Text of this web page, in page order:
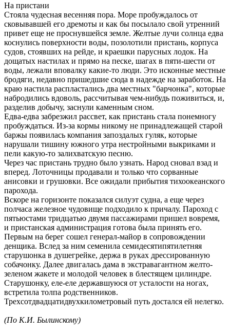
На пристани
Стояла чудесная весенняя пора. Море пробуждалось от
сковывавшей его дремоты и как бы посылало свой утренний
привет еще не проснувшейся земле. Желтые лучи солнца едва
коснулись поверхности воды, позолотили пристань, корпуса
судов, стоявших на рейде, и краешки парусных лодок. На
дощатых настилах и прямо на песке, шагах в пяти-шести от
воды, лежали вповалку какие-то люди. Это исконные местные
бродяги, недавно пришедшие сюда в надежде на заработок. На
краю настила распластались два местных "барчонка", которые
набродились вдоволь, рассчитывая чем-нибудь поживиться, и,
разделив добычу, заснули каменным сном.
Едва-едва забрезжил рассвет, как пристань стала понемногу
пробуждаться. Из-за кормы никому не принадлежащей старой
баржы появилась компания запоздалых гуляк, которые
нарушали тишину южного утра нестройными выкриками и
пели какую-то залихватскую песню.
Через час пристань трудно было узнать. Народ сновал взад и
вперед. Лоточницы продавали и только что сорванные
анисовки и грушовки. Все ожидали прибытия тихоокеанского
парохода.
Вскоре на горизонте показался силуэт судна, а еще через
полчаса железное чудовище подходило к причалу. Пароход с
пятьюстами тридцатью двумя пассажирами пришел вовремя,
и пристанская администрация готова была принять его.
Первым на берег сошел генерал-майор в сопровождении
денщика. Вслед за ним семенила семидесятипятилетняя
старушонка в душегрейке, держа в руках дрессированную
собачонку. Далее двигалась дама в экстравагантном желто-
зеленом жакете и молодой человек в блестящем цилиндре.
Старушонку, еле-еле державшуюся от усталости на ногах,
встретила толпа родственников.
Трехсотдвадцатидвухкилометровый путь достался ей нелегко.
(По К.И. Былинскому)